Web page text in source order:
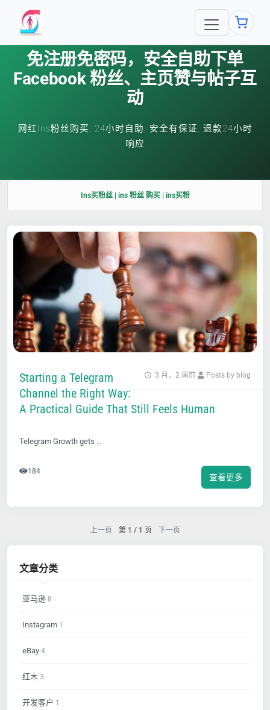
免注册免密码，安全自助下单
Facebook 粉丝、主页赞与帖子互
动
网红Ins粉丝购买, 24小时自助, 安全有保证, 退款24小时
响应
Ins买粉丝 | ins 粉丝 购买 | ins买粉
3 月，2 周前 Posts by blog
Starting a Telegram
Channel the Right Way:
A Practical Guide That Still Feels Human
Telegram Growth gets …
查看更多
184
上一页 第 1 / 1 页 下一页
文章分类
亚马逊 8
Instagram 1
eBay 4
红木 3
开发客户 1